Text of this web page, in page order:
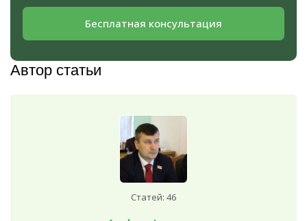
Бесплатная консультация
Автор статьи
Статей: 46